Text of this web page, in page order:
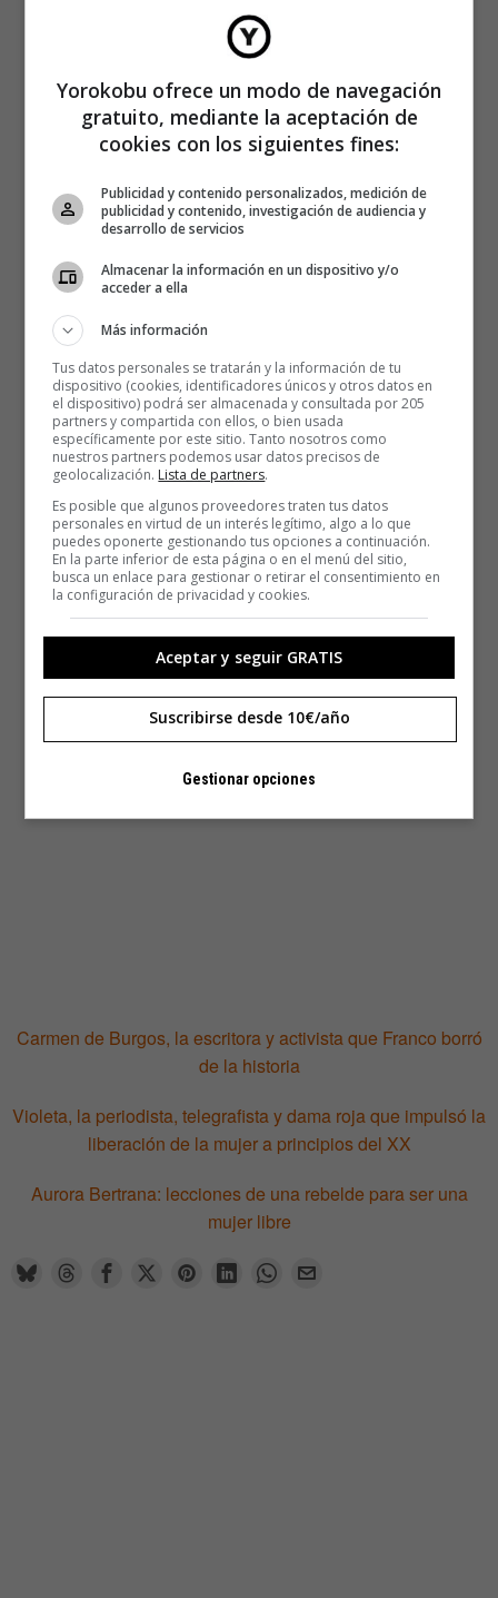
—Usted, en realidad, Carmen, fue la primera mujer
periodista, ¿verdad? —le preguntó un reportero en 1930.
—Sí. He hecho el periodismo vivo, activo, de batalla. He
sido la primera mujer que se ha visto ante la mesa de la
encuestas, ha vivido y sentido. En fin, el periodismo de
combate, ágil, nervioso y bohemio.
Te puede interesar:
Carmen de Burgos, la escritora y activista que Franco borró
de la historia
Violeta, la periodista, telegrafista y dama roja que impulsó la
liberación de la mujer a principios del XX
Aurora Bertrana: lecciones de una rebelde para ser una
mujer libre
Yorokobu ofrece un modo de navegación
gratuito, mediante la aceptación de
cookies con los siguientes fines:
Publicidad y contenido personalizados, medición de
publicidad y contenido, investigación de audiencia y
desarrollo de servicios
Almacenar la información en un dispositivo y/o
acceder a ella
Más información
Tus datos personales se tratarán y la información de tu
dispositivo (cookies, identificadores únicos y otros datos en
el dispositivo) podrá ser almacenada y consultada por 205
partners y compartida con ellos, o bien usada
específicamente por este sitio. Tanto nosotros como
nuestros partners podemos usar datos precisos de
geolocalización. Lista de partners.
Es posible que algunos proveedores traten tus datos
personales en virtud de un interés legítimo, algo a lo que
puedes oponerte gestionando tus opciones a continuación.
En la parte inferior de esta página o en el menú del sitio,
busca un enlace para gestionar o retirar el consentimiento en
la configuración de privacidad y cookies.
Aceptar y seguir GRATIS
Suscribirse desde 10€/año
Gestionar opciones